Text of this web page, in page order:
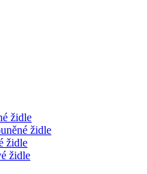
židle
židle
židle
židle